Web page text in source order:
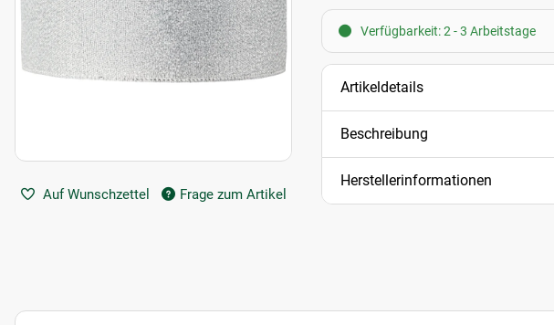
Auf Wunschzettel Frage zum Artikel
Verfügbarkeit: 2 - 3 Arbeitstage
Artikeldetails
Beschreibung
Herstellerinformationen